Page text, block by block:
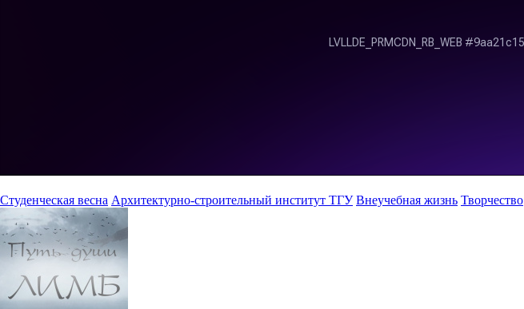
Студенческая весна Архитектурно-строительный институт ТГУ Внеучебная жизнь Творчество